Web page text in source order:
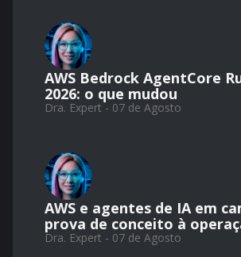
AWS Bedrock AgentCore
2026: o que mudou
Dra. Expert - 07 de Agosto
AWS e agentes de IA em
prova de conceito à
Dra. Expert - 07 de Agosto